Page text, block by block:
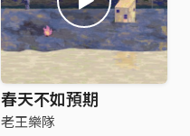
春天不如預期
老王樂隊